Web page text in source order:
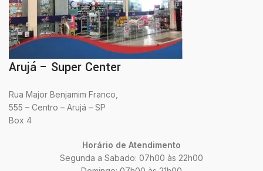
Arujá – Super Center
Rua Major Benjamim Franco,
555 – Centro – Arujá – SP
Box 4
Horário de Atendimento
Segunda a Sabado: 07h00 às 22h00